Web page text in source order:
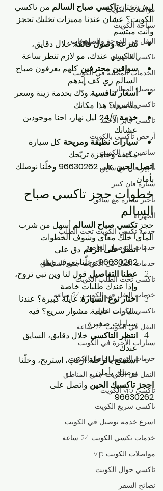
مواصلات الكويت
سياحة الكويت
النقل في الدوحة والصليبخات
تاكسي الجهراء
الخدمات المحلية في الكويت
توصيل المطار
تاكسي القيروان
تاكسي جابر الأحمد
أرخص تاكسي بالكويت
سائقين في الكويت
تأجير فان مع سايق
سيارة فان كبير
تأجير سيارة مع سائق
الجهراء
خدمة تكسي الكويت تحت الطلب
خدمات التوصيل الخاصة
خدمات النقل في الكويت جميع المناطق
تاكسي تحت الطلب الكويت
خدمات النقل في الكويت 24 ساعة
تاكسي الكويت اجرة
النقل في الكويت 24 ساعة
سيارات الأجرة في الكويت
خدمات التوصيل داخل الكويت
النقل في الكويت جميع المناطق
تاكسي vip الكويت
تاكسي سريع الكويت
اسرع خدمة توصيل في الكويت
خدمات تكسي الكويت 24 ساعة
مواصلات الكويت vip
تاكسي جوال الكويت
نصائح السفر
ليش تختار تاكسي صباح السالم من تاكسي
الكويت؟ عشان عندنا مميزات تخليك تحجز
وأنت مبتسم:
سرعة وصول فائقة: خلال دقايق،
التاكسي عندك، مو لازم تنطر ساعة!
سواقين محترفين: كلهم يعرفون صباح
السالم زي كف إيدهم.
أسعار تنافسية: ودّك بخدمة زينة وسعر
مناسب؟ هذا مكانك.
خدمة 24/7
: ليل نهار، احنا موجودين
عشانك.
سيارات نظيفة ومريحة: كل سيارة
مكيفة وجاهزة تريّحك.
اتصل الحين على 96630262 وخلّنا نوصلك
بأمان!
خطوات حجز تاكسي صباح
السالم
حجز تكسي صباح السالم أسهل من شرب
الماي! خلّك معاي وشوف الخطوات:
اتصل على الرقم: دق على
96630262 وخلّنا نعرف وينك.
عطنا التفاصيل: قول لنا وين تبي تروح،
وإذا عندك طلبات خاصة.
اختار نوع السيارة: عايلة كبيرة؟ عندنا
سيارات عائلية. مشوار سريع؟ فيه
سيارات صغيرة.
انتظر التاكسي: خلال دقايق، السايق
عندك.
استمتع بالرحلة: اركب، استريح، وخلّنا
نوصلك بأمان.
احجز تاكسيك الحين واتصل على
96630262
!